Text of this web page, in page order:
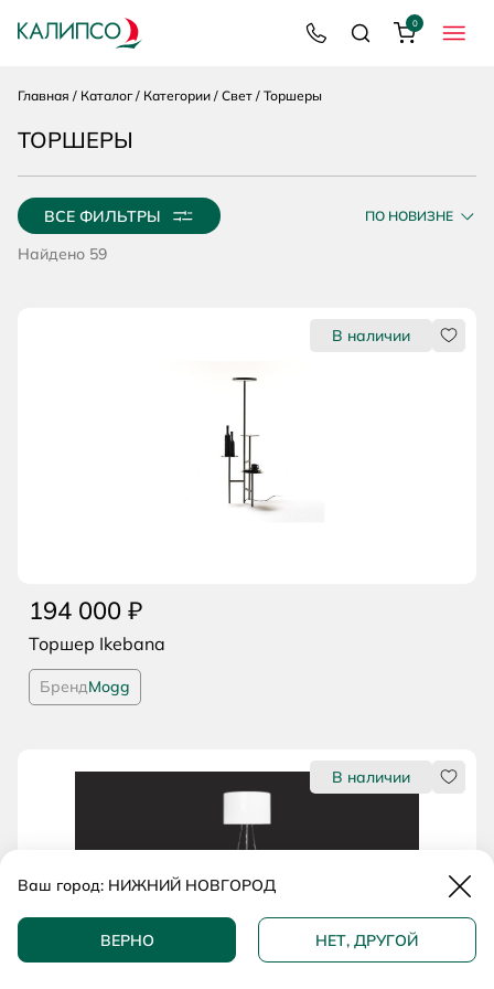
МЕНЮ
8 800 200 92 39
ПоискКорзина
0
Главная Каталог Категории Свет Торшеры
ТОРШЕРЫ
ВСЕ ФИЛЬТРЫ
Найдено 59
ПО НОВИЗНЕ
Торшер Ikebana
194 000 ₽
БрендMogg
Ваш город: НИЖНИЙ НОВГОРОД
ВЕРНО НЕТ, ДРУГОЙ